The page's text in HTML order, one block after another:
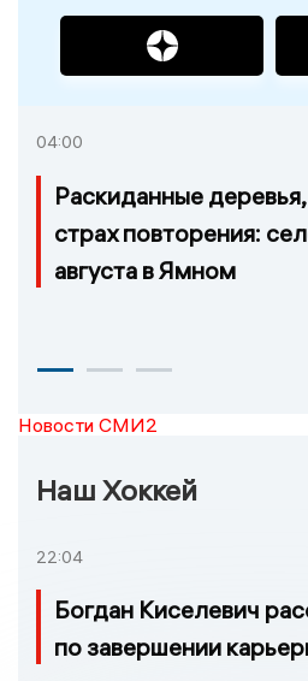
04:00
Раскиданные
страх повторения:
августа в Ямном
Новости СМИ2
Наш Хоккей
22:04
Богдан Киселевич
по завершении